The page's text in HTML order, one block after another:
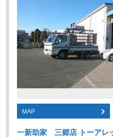
MAP
一新助家 三郷店 トーアレ